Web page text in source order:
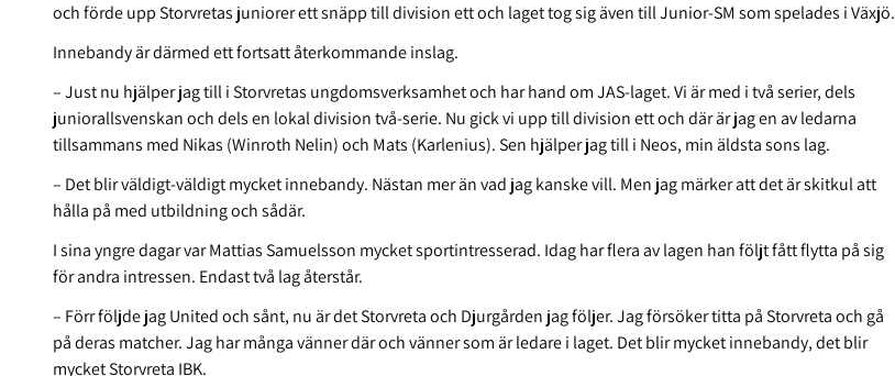
och förde upp Storvretas juniorer ett snäpp till division ett och laget tog sig även till Junior-SM som spelades i Växjö.
Innebandy är därmed ett fortsatt återkommande inslag.
– Just nu hjälper jag till i Storvretas ungdomsverksamhet och har hand om JAS-laget. Vi är med i två serier, dels
juniorallsvenskan och dels en lokal division två-serie. Nu gick vi upp till division ett och där är jag en av ledarna
tillsammans med Nikas (Winroth Nelin) och Mats (Karlenius). Sen hjälper jag till i Neos, min äldsta sons lag.
– Det blir väldigt-väldigt mycket innebandy. Nästan mer än vad jag kanske vill. Men jag märker att det är skitkul att
hålla på med utbildning och sådär.
I sina yngre dagar var Mattias Samuelsson mycket sportintresserad. Idag har flera av lagen han följt fått flytta på sig
för andra intressen. Endast två lag återstår.
– Förr följde jag United och sånt, nu är det Storvreta och Djurgården jag följer. Jag försöker titta på Storvreta och gå
på deras matcher. Jag har många vänner där och vänner som är ledare i laget. Det blir mycket innebandy, det blir
mycket Storvreta IBK.